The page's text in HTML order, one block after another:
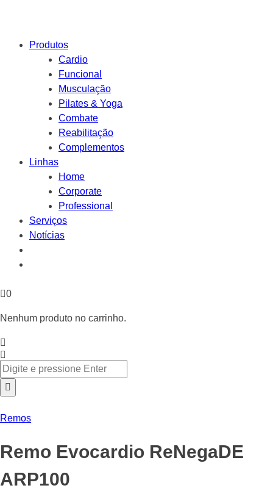
Produtos
Cardio
Funcional
Musculação
Pilates & Yoga
Combate
Reabilitação
Complementos
Linhas
Home
Corporate
Professional
Serviços
Notícias
0
Nenhum produto no carrinho.
Remos
Remo Evocardio ReNegaDE
ARP100